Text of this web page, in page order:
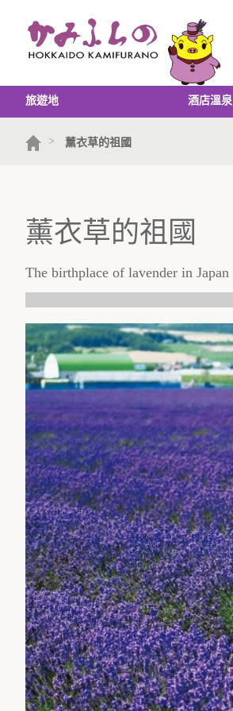
旅遊地 酒店溫泉
> 薰衣草的祖國
薰衣草的祖國
The birthplace of lavender in Japan